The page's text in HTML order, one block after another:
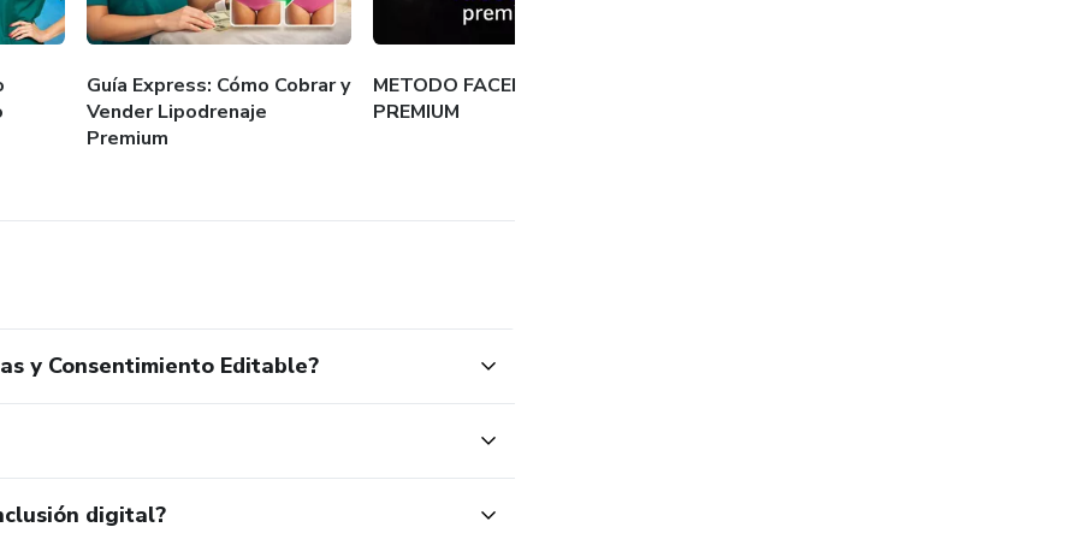
Guía Express: Cómo Cobrar y
Vender Lipodrenaje
Premium
METODO FACELESS
PREMIUM
y Consentimiento Editable?
digital?